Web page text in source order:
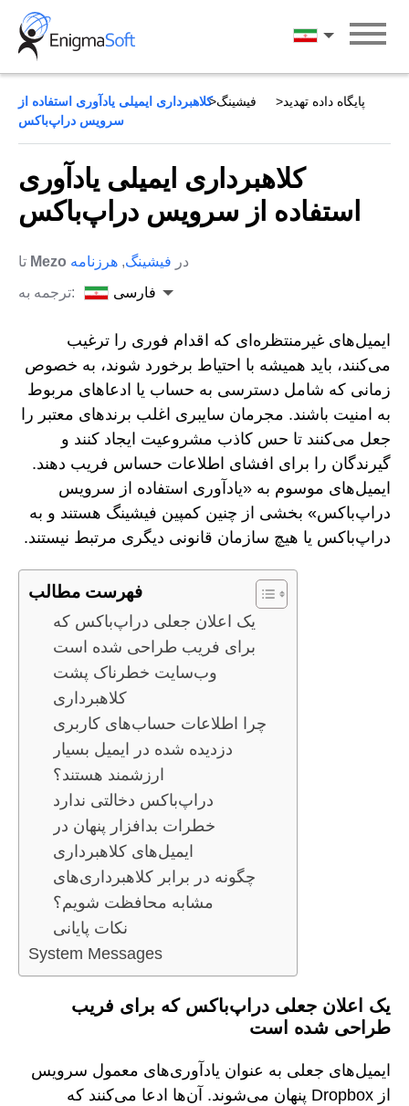
Skip
content
فارسی
پایگاه داده تهدید فیشینگ کلاهبرداری ایمیلی یادآوری استفاده از
سرویس دراپ‌باکس
کلاهبرداری ایمیلی یادآوری
استفاده از سرویس دراپ‌باکس
Mezo در فیشینگ, هرزنامه
ترجمه به:
فارسی
ایمیل‌های غیرمنتظره‌ای که اقدام فوری را ترغیب
می‌کنند، باید همیشه با احتیاط برخورد شوند، به خصوص
زمانی که شامل دسترسی به حساب یا ادعاهای مربوط
به امنیت باشند. مجرمان سایبری اغلب برندهای معتبر را
جعل می‌کنند تا حس کاذب مشروعیت ایجاد کنند و
گیرندگان را برای افشای اطلاعات حساس فریب دهند.
ایمیل‌های موسوم به «یادآوری استفاده از سرویس
دراپ‌باکس» بخشی از چنین کمپین فیشینگ هستند و به
دراپ‌باکس یا هیچ سازمان قانونی دیگری مرتبط نیستند.
فهرست مطالب
یک اعلان جعلی دراپ‌باکس که
برای فریب طراحی شده است
وب‌سایت خطرناک پشت
کلاهبرداری
چرا اطلاعات حساب‌های کاربری
دزدیده شده در ایمیل بسیار
ارزشمند هستند؟
دراپ‌باکس دخالتی ندارد
خطرات بدافزار پنهان در
ایمیل‌های کلاهبرداری
چگونه در برابر کلاهبرداری‌های
مشابه محافظت شویم؟
نکات پایانی
System Messages
یک اعلان جعلی دراپ‌باکس که برای فریب
طراحی شده است
ایمیل‌های جعلی به عنوان یادآوری‌های معمول سرویس
از Dropbox پنهان می‌شوند. آن‌ها ادعا می‌کنند که